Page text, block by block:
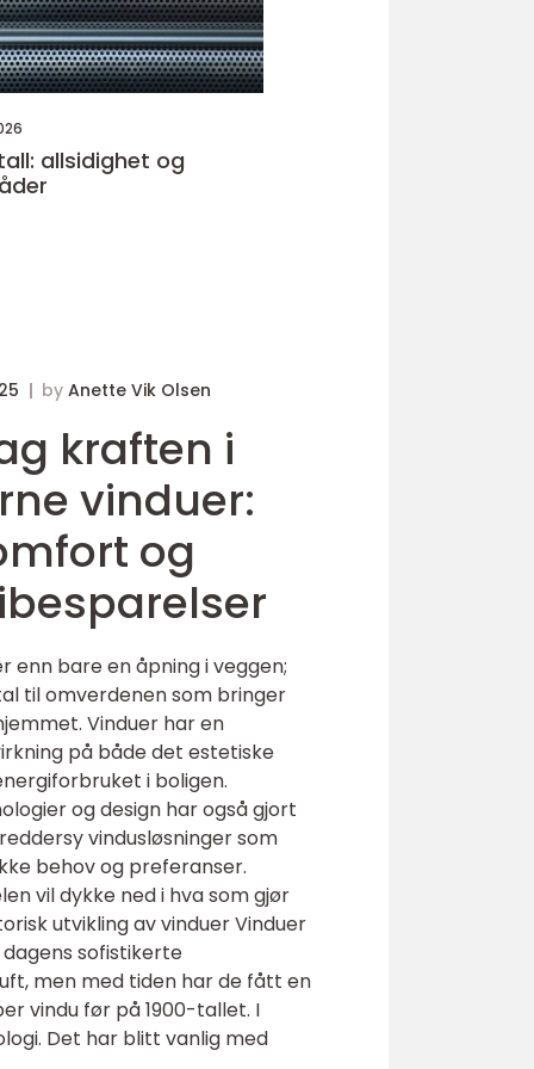
allsidighet og
by Anette Vik Olsen
kraften i
vinduer:
og
enn bare en åpning i veggen;
til omverdenen som bringer
Vinduer har en
på både det estetiske
i boligen.
og design har også gjort
vindusløsninger som
behov og preferanser.
vil dykke ned i hva som gjør
utvikling av vinduer Vinduer
sofistikerte
men med tiden har de fått en
vindu før på 1900-tallet. I
Det har blitt vanlig med